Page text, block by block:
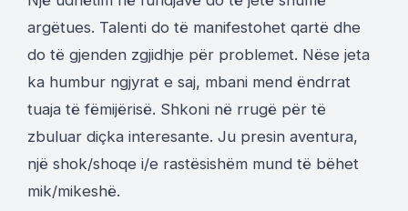
argëtues. Talenti do të manifestohet qartë dhe
do të gjenden zgjidhje për problemet. Nëse jeta
ka humbur ngjyrat e saj, mbani mend ëndrrat
tuaja të fëmijërisë. Shkoni në rrugë për të
zbuluar diçka interesante. Ju presin aventura,
një shok/shoqe i/e rastësishëm mund të bëhet
mik/mikeshë.